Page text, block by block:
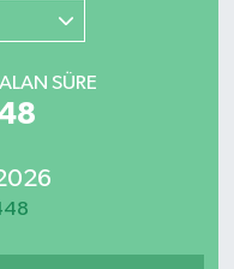
SÜRE
Fikstür